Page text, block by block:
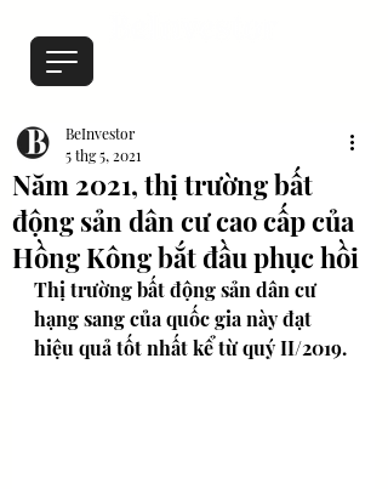
Năm 2021, thị trường bất
động sản dân cư cao cấp của
Hồng Kông bắt đầu phục hồi
BeInvestor
5 thg 5, 2021
Thị trường bất động sản dân cư
hạng sang của quốc gia này đạt
hiệu quả tốt nhất kể từ quý II/2019.